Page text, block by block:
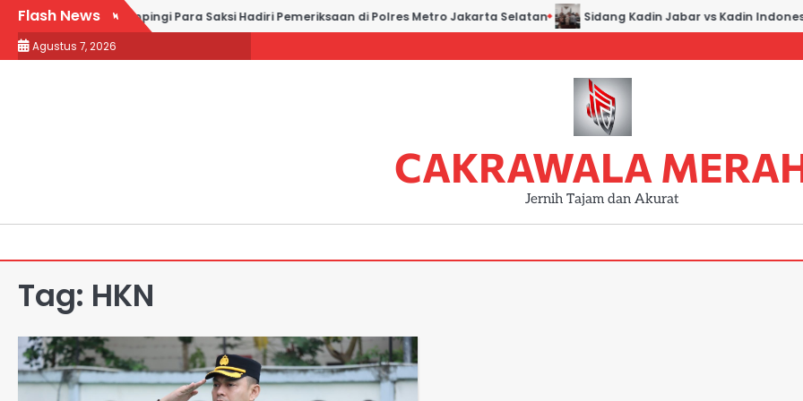
Skip
content
Flash News
and Partners Dampingi Para Saksi Hadiri Pemeriksaan di Polres Metro Jakarta Selatan Sidang Kadin Jabar vs Kadin
Agustus 7, 2026
CAKRAWALA
Jernih Tajam dan Akurat
Tag: HKN